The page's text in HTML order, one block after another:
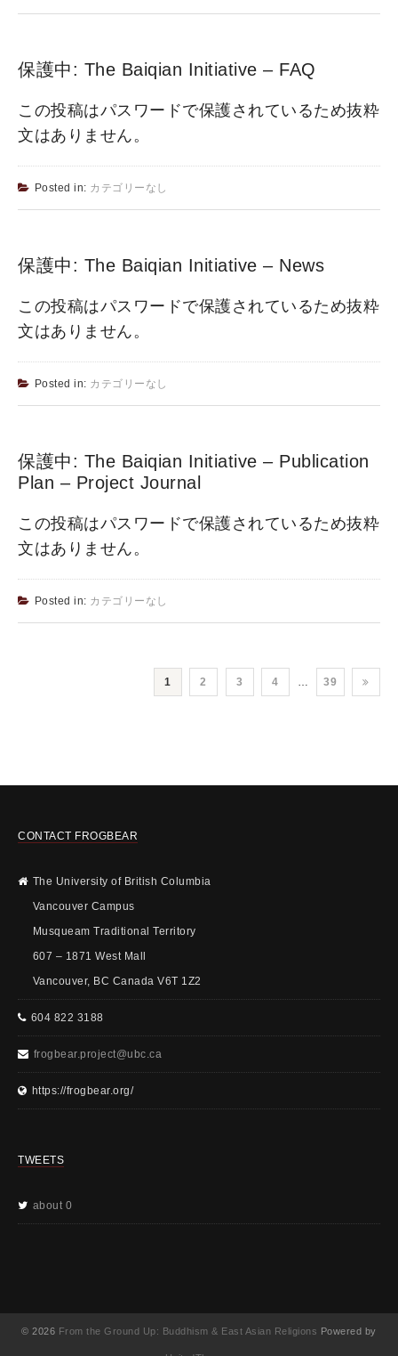
保護中: The Baiqian Initiative – FAQ
この投稿はパスワードで保護されているため抜粋
文はありません。
Posted in: カテゴリーなし
保護中: The Baiqian Initiative – News
この投稿はパスワードで保護されているため抜粋
文はありません。
Posted in: カテゴリーなし
保護中: The Baiqian Initiative – Publication
Plan – Project Journal
この投稿はパスワードで保護されているため抜粋
文はありません。
Posted in: カテゴリーなし
1 2 3 4 … 39
CONTACT FROGBEAR
The University of British Columbia
Vancouver Campus
Musqueam Traditional Territory
607 – 1871 West Mall
Vancouver, BC Canada V6T 1Z2
604 822 3188
frogbear.project@ubc.ca
https://frogbear.org/
TWEETS
about 0
© 2026 From the Ground Up: Buddhism & East Asian Religions Powered by